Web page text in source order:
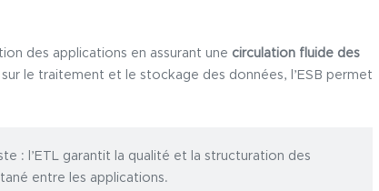
des applications en assurant une circulation fluide des
le traitement et le stockage des données, l’ESB permet
: l’ETL garantit la qualité et la structuration des
entre les applications.